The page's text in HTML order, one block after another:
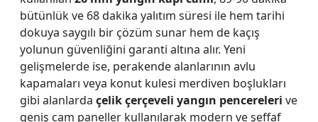
bütünlük ve 68 dakika yalıtım süresi ile hem tarihi
dokuya saygılı bir çözüm sunar hem de kaçış
yolunun güvenliğini garanti altına alır. Yeni
gelişmelerde ise, perakende alanlarının avlu
kapamaları veya konut kulesi merdiven boşlukları
gibi alanlarda çelik çerçeveli yangın pencereleri ve
geniş cam paneller kullanılarak modern ve şeffaf